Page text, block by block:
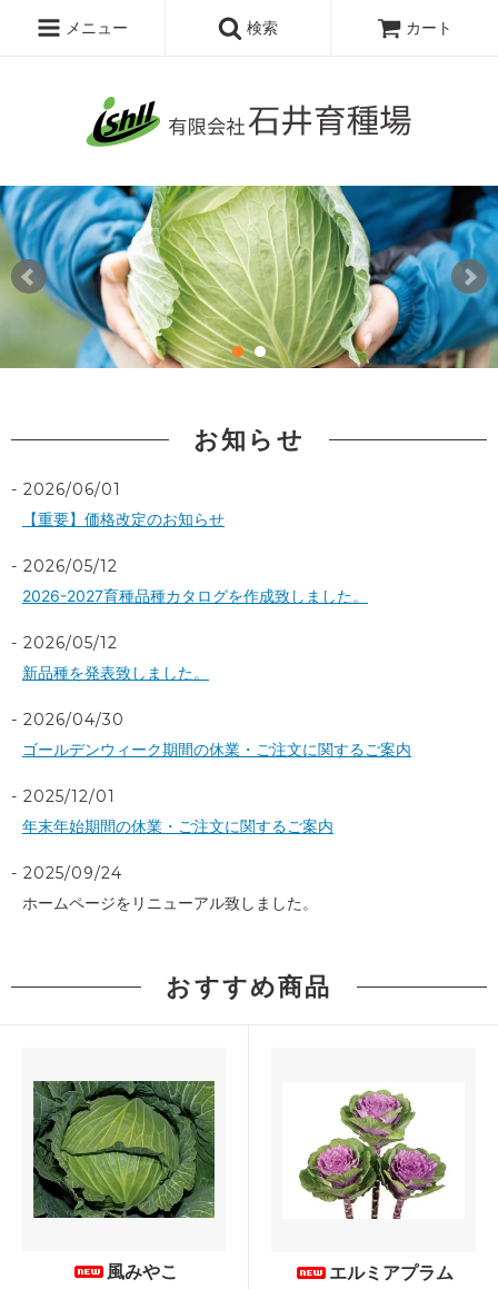
メニュー 検索 カート
お知らせ
2026/06/01
【重要】価格改定のお知らせ
2026/05/12
2026-2027育種品種カタログを作成致しました。
2026/05/12
新品種を発表致しました。
2026/04/30
ゴールデンウィーク期間の休業・ご注文に関するご案内
2025/12/01
年末年始期間の休業・ご注文に関するご案内
2025/09/24
ホームページをリニューアル致しました。
おすすめ商品
風みやこ エルミアプラム